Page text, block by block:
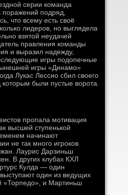
серии команда
подряд,
что всему есть своё
лидеров, но выглядела
взятой неудачей
правления команды
и выразил надежду,
игры подопечные
игры «Динамо»
Лукас Лессио сбил своего
были пустые ворота.
пропала мотивация
высшей ступенькой
начинают
не так много игроков
Лаурис Дарзиньш
В других клубах КХЛ
Кулда — один
один из ведущих
«Торпедо», и Мартиньш